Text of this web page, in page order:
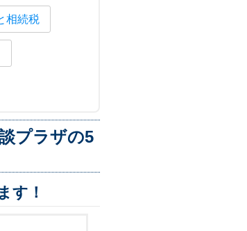
相続税
プラザの5
す！